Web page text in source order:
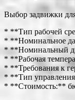
Выбор задвижки
* **Тип рабочей
* **Номинальное
* **Номинальный
* **Рабочая
* **Требования к
* **Тип
* **Стоимость:**